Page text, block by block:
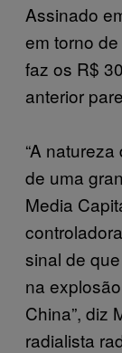
Assinado
em torno
faz os R$
anterior
“A
de uma
Media
sinal de
na
China”, diz
radialista